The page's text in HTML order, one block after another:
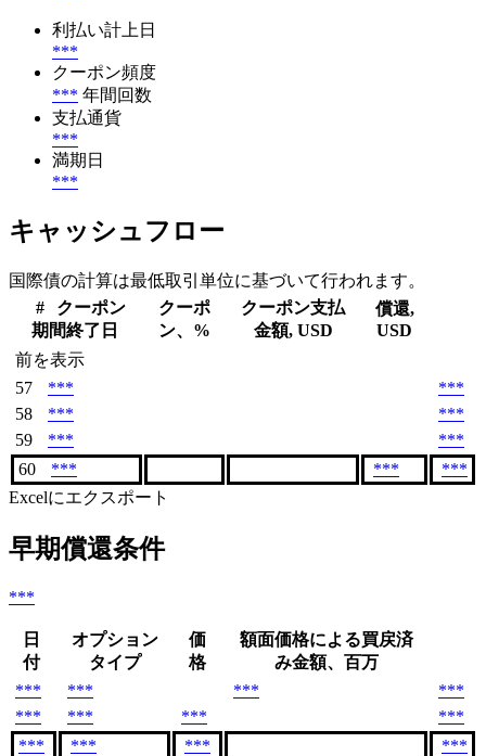
利払い計上日
***
クーポン頻度
*** 年間回数
支払通貨
***
満期日
***
キャッシュフロー
国際債の計算は最低取引単位に基づいて行われます。
#
クーポン
期間終了日
クーポ
ン、%
クーポン支払
金額, USD
償還,
USD
前を表示
57
***
***
58
***
***
59
***
***
60
*** ***
***
Excelにエクスポート
早期償還条件
***
日
付
オプション
タイプ
価
格
額面価格による買戻済
み金額、百万
***
*** ***
***
***
*** ***
***
***
*** *** ***